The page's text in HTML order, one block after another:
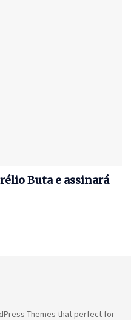
Buta e assinará
Themes that perfect for